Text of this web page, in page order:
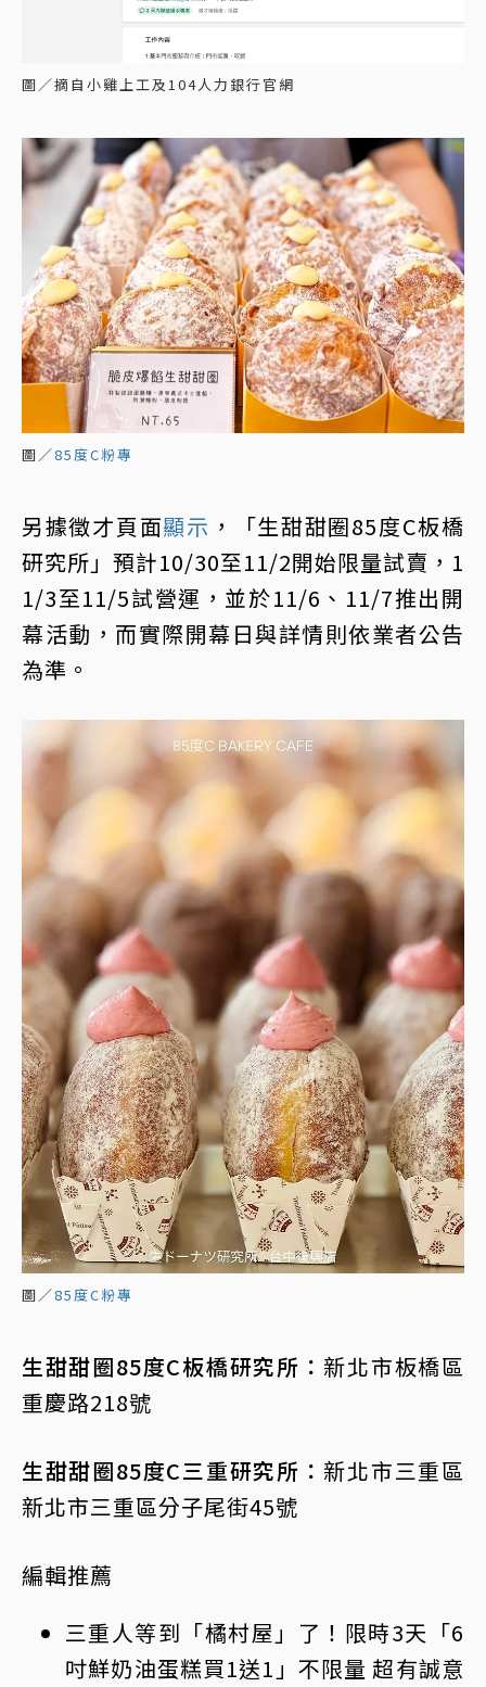
圖／摘自小雞上工及104人力銀行官網
圖／85度C粉專
另據徵才頁面顯示 ，「生甜甜圈85度C板橋
研究所」預計10/30至11/2開始限量試賣，1
1/3至11/5試營運，並於11/6、11/7推出開
幕活動，而實際開幕日與詳情則依業者公告
為準。
圖／85度C粉專
生甜甜圈85度C板橋研究所： 新北市板橋區
重慶路218號
生甜甜圈85度C三重研究所： 新北市三重區
新北市三重區分子尾街45號
編輯推薦
三重人等到「橘村屋」了！限時3天「6
吋鮮奶油蛋糕買1送1」不限量 超有誠意